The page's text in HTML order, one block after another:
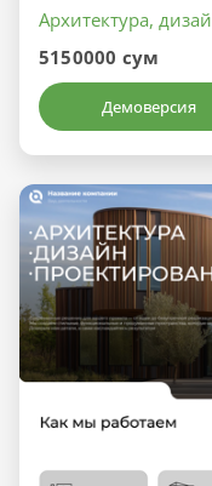
Архитектура,
5150000 сум
Демоверсия